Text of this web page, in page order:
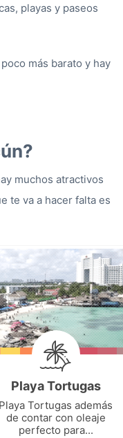
playas y paseos
más barato y hay
muchos atractivos
te va a hacer falta es
Playa Tortugas
Playa Tortugas además
de contar con oleaje
perfecto para...